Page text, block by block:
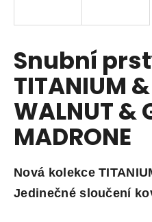
Snubní
TITANIUM
WALNUT &
MADRONE
Nová kolekce
Jedinečné sloučení
í
t
?